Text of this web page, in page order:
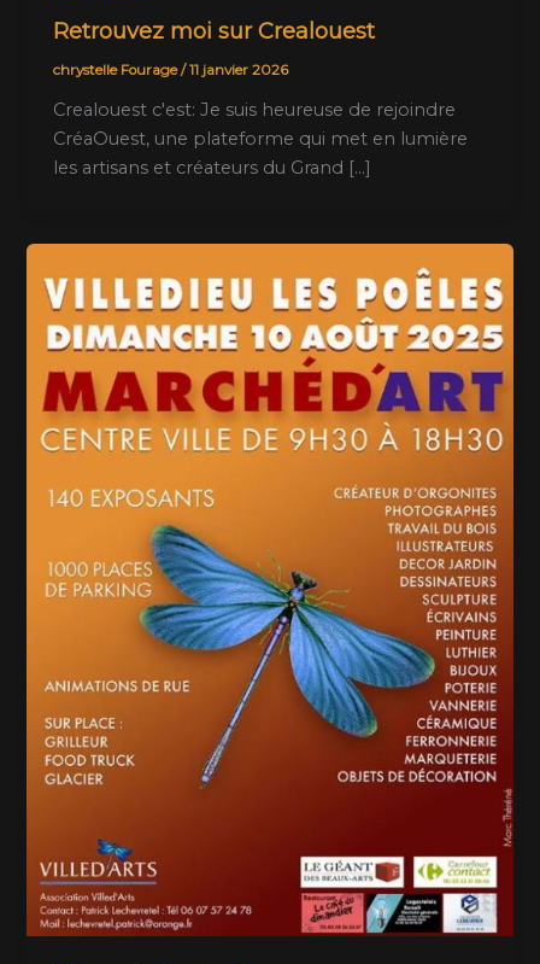
Retrouvez moi sur Crealouest
chrystelle Fourage/11 janvier 2026
Crealouest c'est: Je suis heureuse de rejoindre
CréaOuest, une plateforme qui met en lumière
les artisans et créateurs du Grand [...]